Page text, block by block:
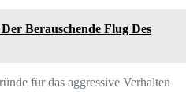
Berauschende Flug Des
für das aggressive Verhalten